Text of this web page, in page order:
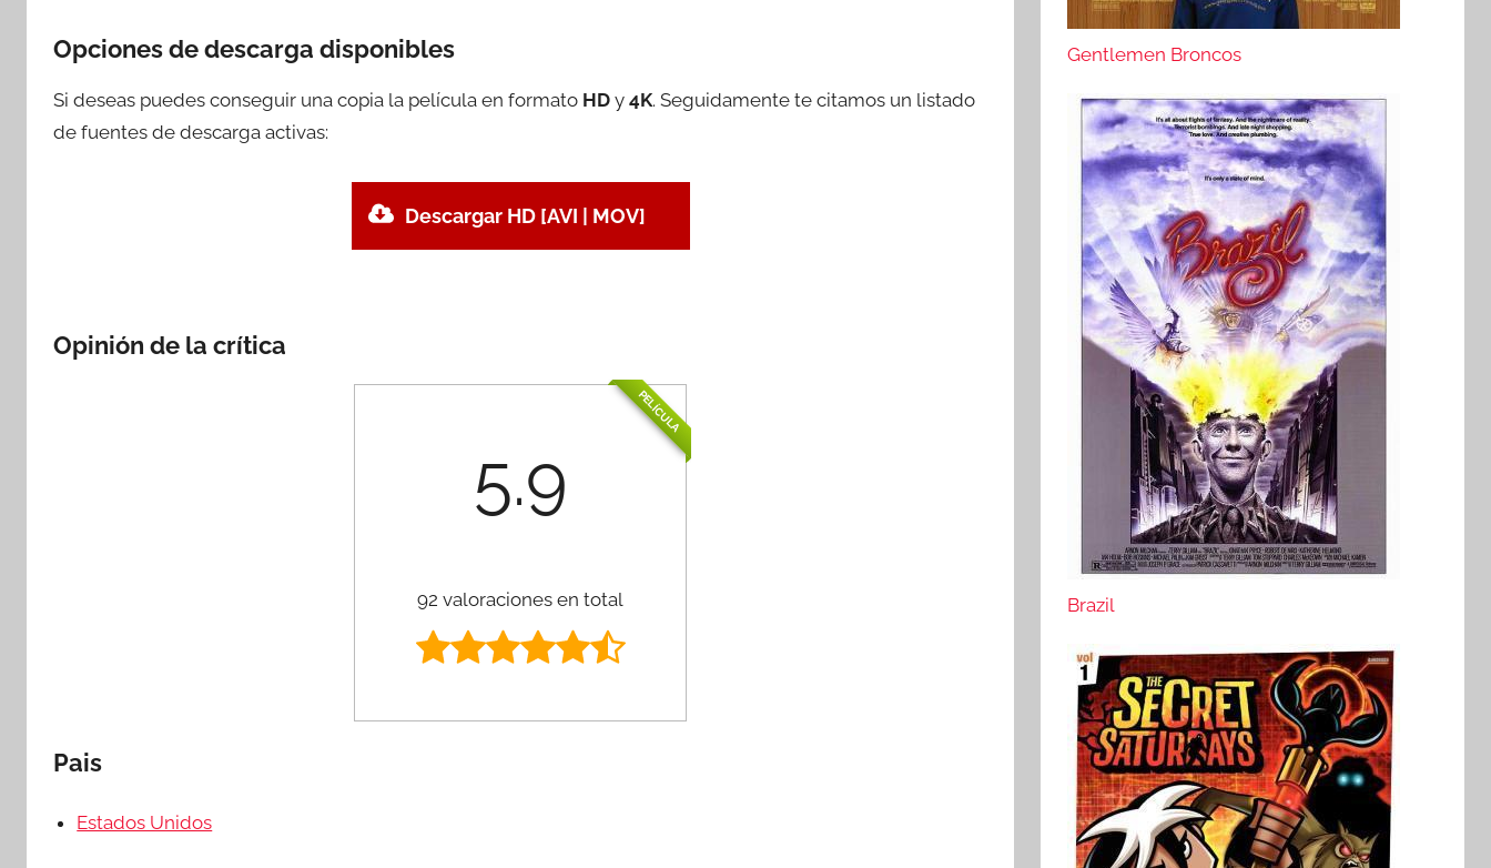
Opciones de descarga disponibles
Si deseas puedes conseguir una copia la película en formato HD y 4K. Seguidamente te citamos un listado
de fuentes de descarga activas:
Descargar HD [AVI | MOV]
Opinión de la crítica
PELÍCULA
5.9
92 valoraciones en total
Pais
Estados Unidos
Gentlemen Broncos
Brazil